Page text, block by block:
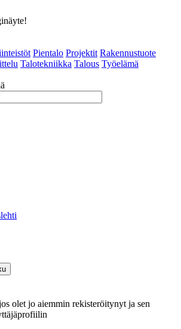
Pientalo Projektit Rakennustuote
Talotekniikka Talous Työelämä
olet jo aiemmin rekisteröitynyt ja sen